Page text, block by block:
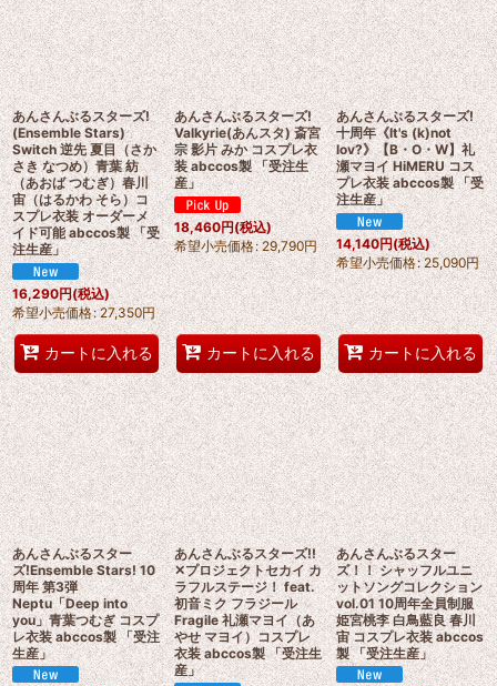
あんさんぶるスターズ!
(Ensemble Stars)
Switch 逆先 夏目（さか
さき なつめ）青葉 紡
（あおば つむぎ）春川
宙（はるかわ そら）コ
スプレ衣装 オーダーメ
イド可能 abccos製 「受
注生産」
16,290円(税込)
希望小売価格: 27,350円
カートに入れる
あんさんぶるスターズ!
Valkyrie(あんスタ) 斎宮
宗 影片 みか コスプレ衣
装 abccos製 「受注生
産」
18,460円(税込)
希望小売価格: 29,790円
カートに入れる
あんさんぶるスターズ!
十周年《It's (k)not
lov?》【B・O・W】礼
瀬マヨイ HiMERU コス
プレ衣装 abccos製 「受
注生産」
14,140円(税込)
希望小売価格: 25,090円
カートに入れる
あんさんぶるスター
ズ!Ensemble Stars! 10
周年 第3弾
Neptu「Deep into
you」青葉つむぎ コスプ
レ衣装 abccos製 「受注
生産」
あんさんぶるスターズ!!
✕プロジェクトセカイ カ
ラフルステージ！ feat.
初音ミク フラジール
Fragile 礼瀬マヨイ（あ
やせ マヨイ）コスプレ
衣装 abccos製 「受注生
産」
あんさんぶるスター
ズ！！ シャッフルユニ
ットソングコレクション
vol.01 10周年全員制服
姫宮桃李 白鳥藍良 春川
宙 コスプレ衣装 abccos
製 「受注生産」